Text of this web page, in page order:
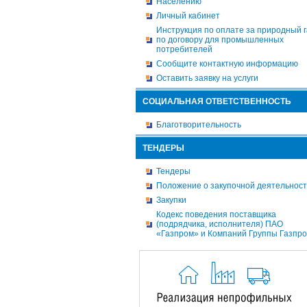
Личный кабинет
Инструкция по оплате за природный
по договору для промышленных
потребителей
Сообщите контактную информацию
Оставить заявку на услуги
СОЦИАЛЬНАЯ ОТВЕТСТВЕННОСТЬ
Благотворительность
ТЕНДЕРЫ
Тендеры
Положение о закупочной
Закупки
Кодекс поведения поставщика
(подрядчика, исполнителя) ПАО
«Газпром» и Компаний Группы